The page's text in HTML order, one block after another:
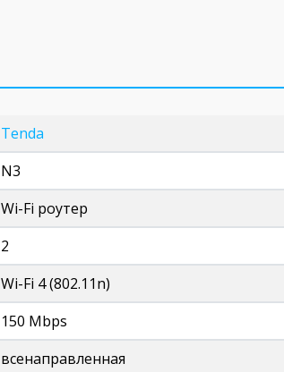
Tenda
N3
Wi-Fi роутер
2
Wi-Fi 4 (802.11n)
150 Mbps
всенаправленная